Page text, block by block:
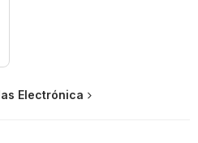
Electrónica